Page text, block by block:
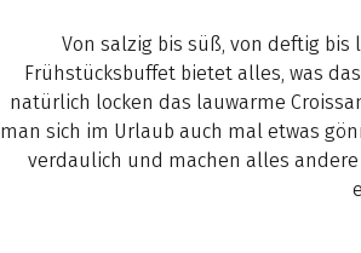
Von salzig bis süß, von deftig
Frühstücksbuffet bietet alles, was
natürlich locken das lauwarme
man sich im Urlaub auch mal etwas
verdaulich und machen alles